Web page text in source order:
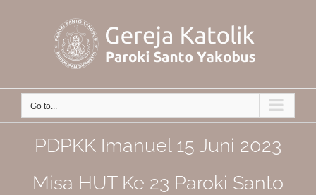
Go to...
PDPKK Imanuel 15 Juni 2023
Misa HUT Ke 23 Paroki Santo